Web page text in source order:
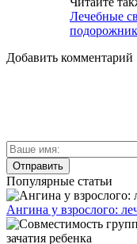
Лечебные
Добавить комментарий
Популярные статьи
Ангина у взрослого: